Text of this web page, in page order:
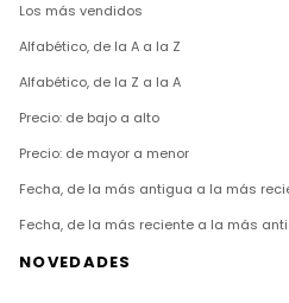
Los más vendidos
Alfabético, de la A a la Z
Alfabético, de la Z a la A
Precio: de bajo a alto
Precio: de mayor a menor
Fecha, de la más antigua a la más
Fecha, de la más reciente a la más
NOVEDADES